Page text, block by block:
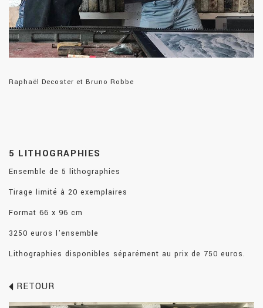
Raphaël Decoster et Bruno Robbe
5 LITHOGRAPHIES
Ensemble de 5 lithographies
Tirage limité à 20 exemplaires
Format 66 x 96 cm
3250 euros l'ensemble
Lithographies disponibles séparément au prix de 750 euros.
RETOUR